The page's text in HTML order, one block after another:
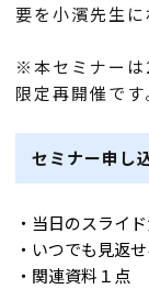
要を小濱先生
※本セミナーは
限定再開催です
セミナー申し
・当日のスライ
・いつでも見返
・関連資料１点